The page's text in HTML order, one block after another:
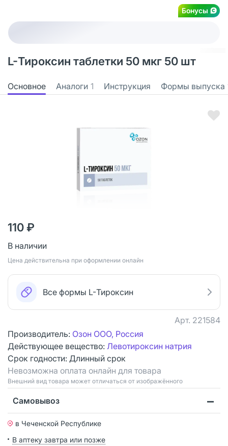
Бонусы
L-Тироксин таблетки 50 мкг 50 шт
Основное Аналоги 1 Инструкция Формы выпуска
110 ₽
В наличии
Цена действительна при оформлении онлайн
Все формы L-Тироксин
Арт. 221584
Производитель: Озон ООО, Россия
Действующее вещество: Левотироксин натрия
Срок годности: Длинный срок
Невозможна оплата онлайн для товара
Bнешний вид товара может отличаться от изображённого
Самовывоз
в Чеченской Республике
В аптеку завтра или позже